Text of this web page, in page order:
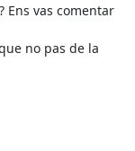
vas comentar
no pas de la